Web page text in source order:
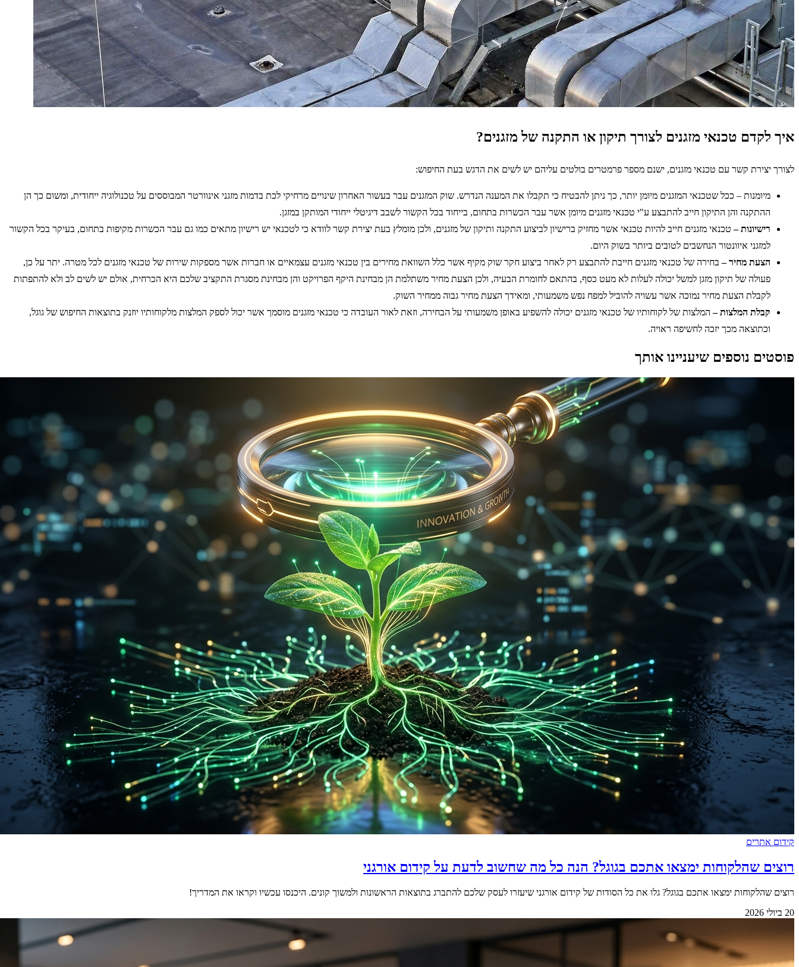
איך לקדם טכנאי מזגנים לצורך תיקון או התקנה של מזגנים?
לצורך יצירת קשר עם טכנאי מזגנים, ישנם מספר פרמטרים בולטים עליהם יש לשים את הדגש בעת החיפוש:
מיומנות – ככל שטכנאי המזגנים מיומן יותר, כך ניתן להבטיח כי תקבלו את המענה הנדרש. שוק המזגנים עבר בעשור האחרון שינויים מרחיקי לכת בדמות מזגני אינוורטר המבוססים על טכנולוגיה ייחודית, ומשום כך הן
ההתקנה והן התיקון חייב להתבצע ע"י טכנאי מזגנים מיומן אשר עבר הכשרות בתחום, בייחוד בכל הקשור לשבב דיגיטלי ייחודי המותקן במזגן.
רישיונות –טכנאי מזגנים חייב להיות טכנאי אשר מחזיק ברישיון לביצוע התקנה ותיקון של מזגנים, ולכן מומלץ בעת יצירת קשר לוודא כי לטכנאי יש רישיון מתאים כמו גם עבר הכשרות מקיפות בתחום, בעיקר בכל הקשור
למזגני איוונטור הנחשבים לטובים ביותר בשוק היום.
הצעת מחיר –בחירה של טכנאי מזגנים חייבת להתבצע רק לאחר ביצוע חקר שוק מקיף אשר כלל השוואת מחירים בין טכנאי מזגנים עצמאיים או חברות אשר מספקות שירות של טכנאי מזגנים לכל מטרה. יתר על כן,
פעולה של תיקון מזגן למשל יכולה לעלות לא מעט כסף, בהתאם לחומרת הבעיה, ולכן הצעת מחיר משתלמת הן מבחינת היקף הפרויקט והן מבחינת מסגרת התקציב שלכם היא הכרחית, אולם יש לשים לב ולא להתפתות
לקבלת הצעת מחיר נמוכה אשר עשויה להוביל למפח נפש משמעותי, ומאידך הצעת מחיר גבוה ממחיר השוק.
קבלת המלצות –המלצות של לקוחותיו של טכנאי מזגנים יכולה להשפיע באופן משמעותי על הבחירה, וזאת לאור העובדה כי טכנאי מזגנים מוסמך אשר יכול לספק המלצות מלקוחותיו יוזנק בתוצאות החיפוש של גוגל,
וכתוצאה מכך יזכה לחשיפה ראויה.
פוסטים נוספים שיעניינו אותך
קידום אתרים
רוצים שהלקוחות ימצאו אתכם בגוגל? הנה כל מה שחשוב לדעת על קידום אורגני
רוצים שהלקוחות ימצאו אתכם בגוגל? גלו את כל הסודות של קידום אורגני שיעזרו לעסק שלכם להתברג בתוצאות הראשונות ולמשוך קונים. היכנסו עכשיו וקראו את המדריך!
20 ביולי 2026